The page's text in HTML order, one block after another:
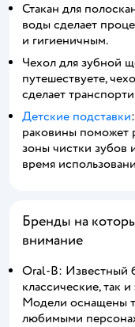
Стакан для
воды сделает
и гигиеничным.
Чехол для зубной
путешествуете,
сделает
Детские подставки
раковины поможет
зоны чистки зубов
время
Бренды на
внимание
Oral-B: Известный
классические, так
Модели оснащены
любимыми